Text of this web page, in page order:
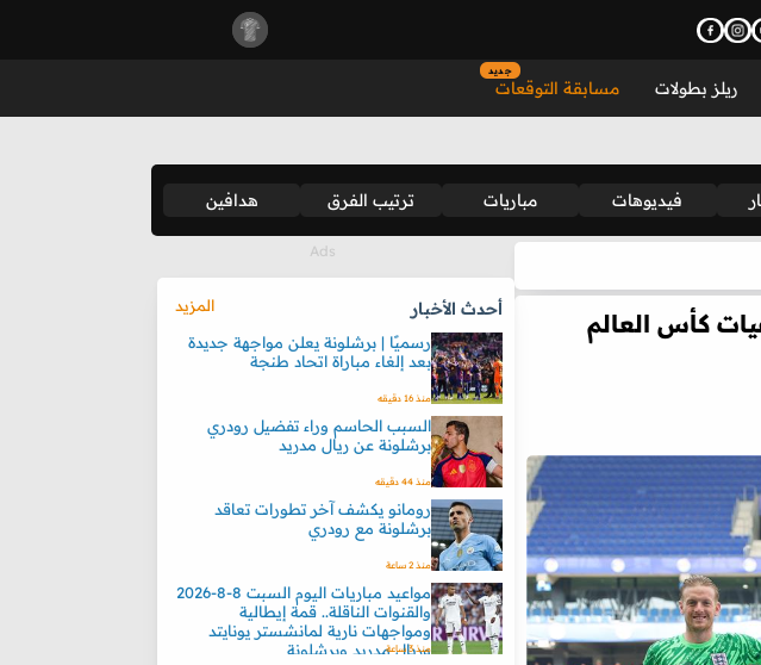
ريلز بطولات مسابقة التوقعات
جديد
فيديوهات مباريات ترتيب الفرق هدافين
كأس العالم
أحدث الأخبار
المزيد
رسميًا | برشلونة يعلن مواجهة جديدة
بعد إلغاء مباراة اتحاد طنجة
منذ 16 دقيقه
السبب الحاسم وراء تفضيل رودري
برشلونة عن ريال مدريد
منذ 44 دقيقه
رومانو يكشف آخر تطورات تعاقد
برشلونة مع رودري
منذ 2 ساعة
مواعيد مباريات اليوم السبت 8-8-2026
والقنوات الناقلة.. قمة إيطالية
ومواجهات نارية لمانشستر يونايتد
وريال مدريد وبرشلونة
منذ 3 ساعة